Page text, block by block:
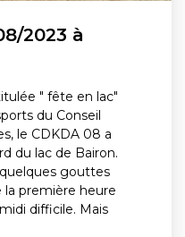
2023 à
" fête en lac"
du Conseil
le CDKDA 08 a
du lac de Bairon.
gouttes
la première heure
difficile. Mais